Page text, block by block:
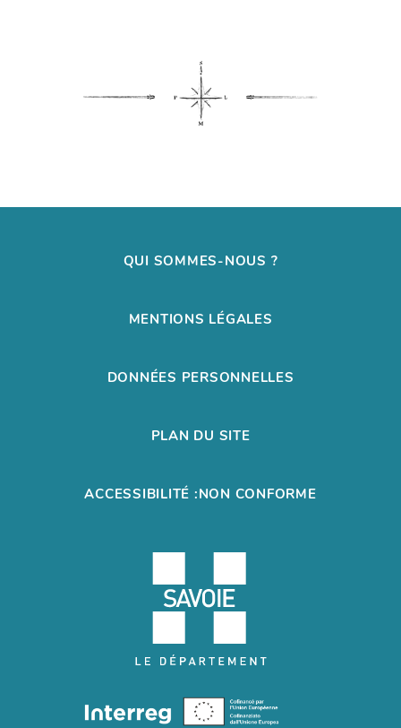
QUI SOMMES-NOUS ?
MENTIONS LÉGALES
DONNÉES PERSONNELLES
PLAN DU SITE
ACCESSIBILITÉ :NON CONFORME